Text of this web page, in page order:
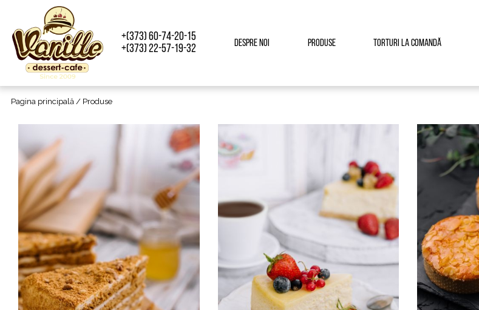
+(373) 60-74-20-15
+(373) 22-57-19-32
Despre noi Produse Torturi la comandă
Pagina principală / Produse